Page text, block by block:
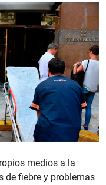
medios a la
de fiebre y problemas